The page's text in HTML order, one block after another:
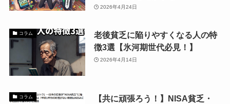
2026年4月24日
コラム
老後貧乏に陥りやすくなる人の特
徴3選【氷河期世代必見！】
2026年4月14日
コラム
【共に頑張ろう！】NISA貧乏・